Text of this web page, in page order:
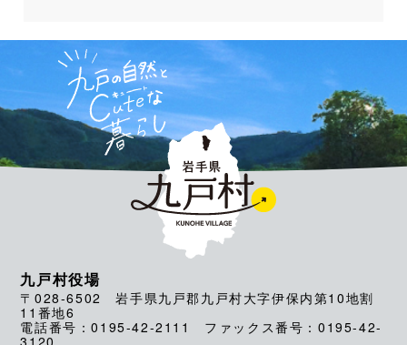
九戸村役場
〒028-6502 岩手県九戸郡九戸村大字伊保内第10地割
11番地6
電話番号：0195-42-2111 ファックス番号：0195-42-